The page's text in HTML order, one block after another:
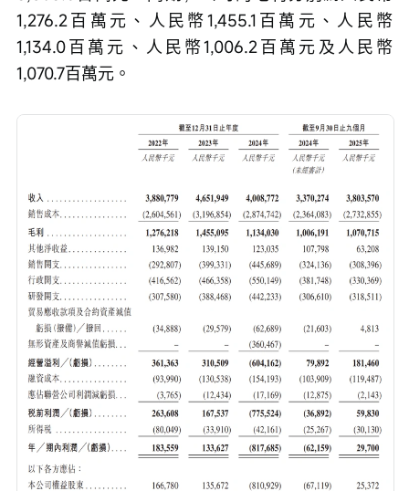
1,276.2百萬元、人民幣1,455.1百萬元、人民幣
1,134.0百萬元、人民幣1,006.2百萬元及人民幣
1,070.7百萬元。